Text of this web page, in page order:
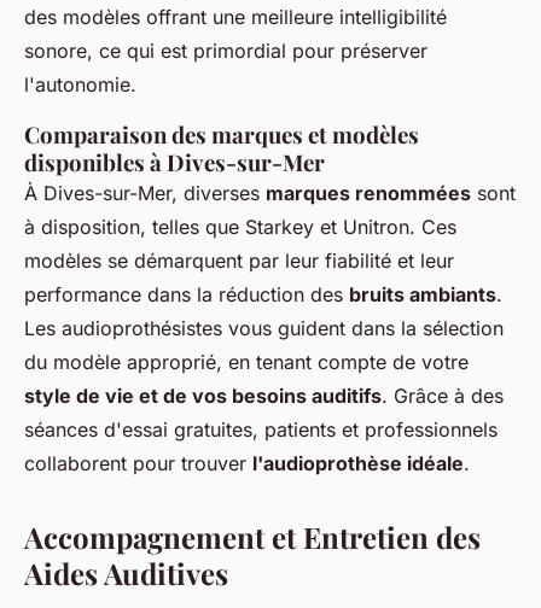
des modèles offrant une meilleure intelligibilité
sonore, ce qui est primordial pour préserver
l'autonomie.
Comparaison des marques et modèles
disponibles à Dives-sur-Mer
À Dives-sur-Mer, diverses marques renommées sont
à disposition, telles que Starkey et Unitron. Ces
modèles se démarquent par leur fiabilité et leur
performance dans la réduction des bruits ambiants.
Les audioprothésistes vous guident dans la sélection
du modèle approprié, en tenant compte de votre
style de vie et de vos besoins auditifs. Grâce à des
séances d'essai gratuites, patients et professionnels
collaborent pour trouver l'audioprothèse idéale.
Accompagnement et Entretien des
Aides Auditives